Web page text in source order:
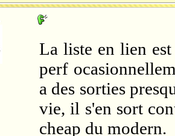
La liste en lien
perf
a des sorties
vie, il s'en sort
cheap du modern.